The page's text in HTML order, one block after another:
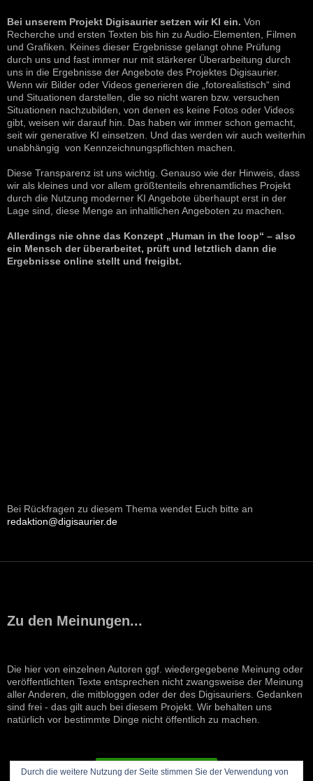
Bei unserem Projekt Digisaurier setzen wir KI ein. Von
Recherche und ersten Texten bis hin zu Audio-Elementen, Filmen
und Grafiken. Keines dieser Ergebnisse gelangt ohne Prüfung
durch uns und fast immer nur mit stärkerer Überarbeitung durch
uns in die Ergebnisse der Angebote des Projektes Digisaurier.
Wenn wir Bilder oder Videos generieren die „fotorealistisch“ sind
und Situationen darstellen, die so nicht waren bzw. versuchen
Situationen nachzubilden, von denen es keine Fotos oder Videos
gibt, weisen wir darauf hin. Das haben wir immer schon gemacht,
seit wir generative KI einsetzen. Und das werden wir auch weiterhin
unabhängig von Kennzeichnungspflichten machen.
Diese Transparenz ist uns wichtig. Genauso wie der Hinweis, dass
wir als kleines und vor allem größtenteils ehrenamtliches Projekt
durch die Nutzung moderner KI Angebote überhaupt erst in der
Lage sind, diese Menge an inhaltlichen Angeboten zu machen.
Allerdings nie ohne das Konzept „Human in the loop“ – also
ein Mensch der überarbeitet, prüft und letztlich dann die
Ergebnisse online stellt und freigibt.
Bei Rückfragen zu diesem Thema wendet Euch bitte an
redaktion@digisaurier.de
Zu den Meinungen...
Die hier von einzelnen Autoren ggf. wiedergegebene Meinung oder
veröffentlichten Texte entsprechen nicht zwangsweise der Meinung
aller Anderen, die mitbloggen oder der des Digisauriers. Gedanken
sind frei - das gilt auch bei diesem Projekt. Wir behalten uns
natürlich vor bestimmte Dinge nicht öffentlich zu machen.
VERTRAG WIDERRUFEN
Durch die weitere Nutzung der Seite stimmen Sie der Verwendung von